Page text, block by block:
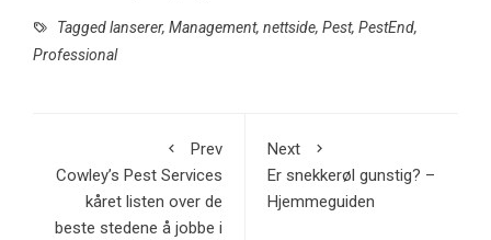
Taggedlanserer, Management, nettside, Pest, PestEnd,
Professional
Prev
Cowley’s Pest Services
kåret listen over de
beste stedene å jobbe i
Next
Er snekkerøl gunstig? –
Hjemmeguiden